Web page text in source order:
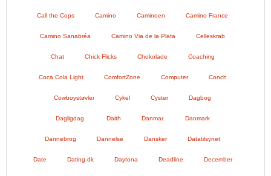
Call the Cops Camino Caminoen Camino France
Camino Sanabréa Camino Via de la Plata Celleskrab
Chat Chick Flicks Chokolade Coaching
Coca Cola Light ComfortZone Computer Conch
Cowboystøvler Cykel Cyster Dagbog
Dagligdag. Daith Danmar. Danmark
Dannebrog Dannelse Dansker Datatilsynet
Date Dating.dk Daytona Deadline December